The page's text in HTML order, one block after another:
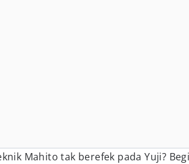
Mahito tak berefek pada Yuji?